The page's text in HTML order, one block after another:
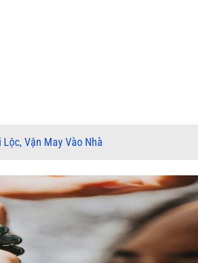
Lộc, Vận May Vào Nhà